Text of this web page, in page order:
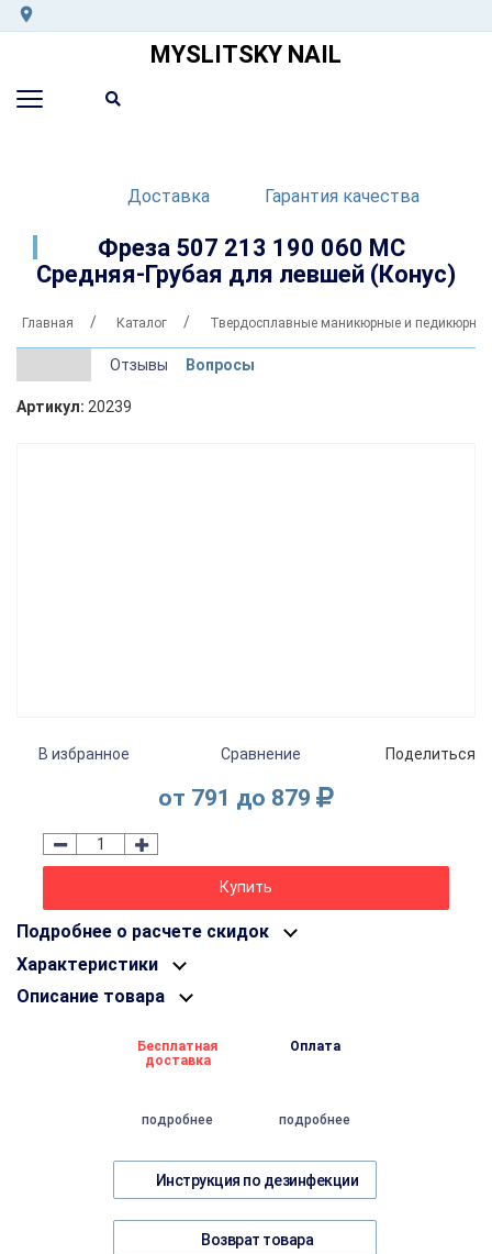
MYSLITSKY NAIL
Фреза 507 213 190 060 MC
Средняя-Грубая для левшей (Конус)
Доставка Гарантия качества
Главная Каталог Твердосплавные маникюрные и
Отзывы Вопросы
Артикул: 20239
В избранное Сравнение Поделиться
Характеристики
от 791 до 879
Подробнее о расчете скидок
Купить
Описание товара
Бесплатная
доставка
подробнее
Оплата
подробнее
Инструкция по дезинфекции
Возврат товара